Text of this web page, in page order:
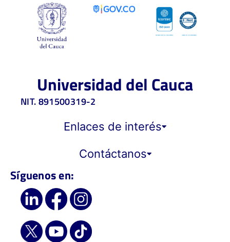
Universidad del Cauca
NIT. 891500319-2
Enlaces de interés
Contáctanos
Síguenos en: